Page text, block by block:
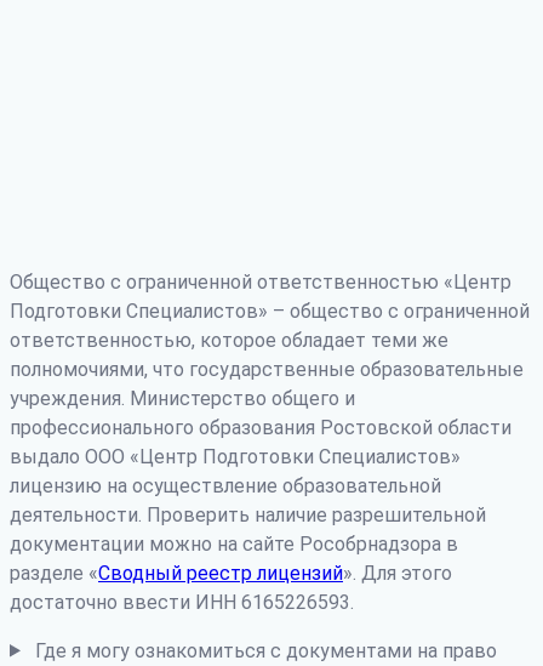
Общество с ограниченной ответственностью «Центр
Подготовки Специалистов» – общество с ограниченной
ответственностью, которое обладает теми же
полномочиями, что государственные образовательные
учреждения. Министерство общего и
профессионального образования Ростовской области
выдало ООО «Центр Подготовки Специалистов»
лицензию на осуществление образовательной
деятельности. Проверить наличие разрешительной
документации можно на сайте Рособрнадзора в
разделе «Сводный реестр лицензий». Для этого
достаточно ввести ИНН 6165226593.
Где я могу ознакомиться с документами на право